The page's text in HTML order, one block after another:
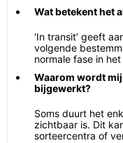
Wat betekent het
‘In transit’ geeft
volgende
normale fase in
Waarom wordt
bijgewerkt?
Soms duurt het
zichtbaar is. Dit
sorteercentra of